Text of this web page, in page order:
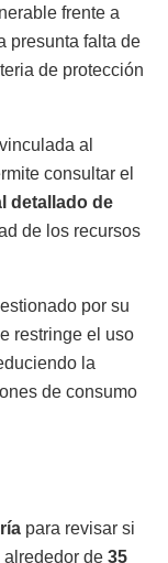
frente a
presunta falta de
de protección
al
consultar el
detallado de
de los recursos
por su
restringe el uso
la
de consumo
para revisar si
de 35